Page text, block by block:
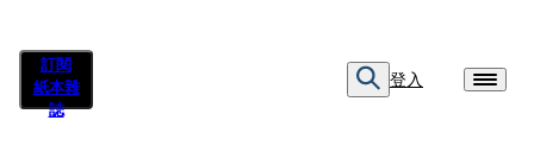
訂閱
紙本雜
誌
登入